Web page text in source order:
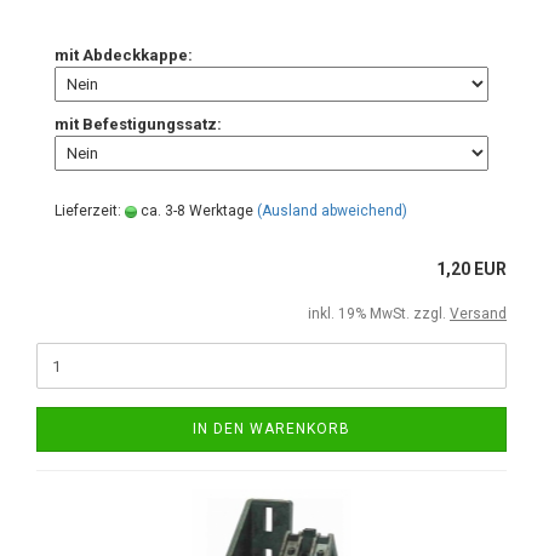
mit Abdeckkappe:
mit Befestigungssatz:
Lieferzeit: ca. 3-8 Werktage (Ausland abweichend)
1,20 EUR
inkl. 19% MwSt. zzgl. Versand
IN DEN WARENKORB